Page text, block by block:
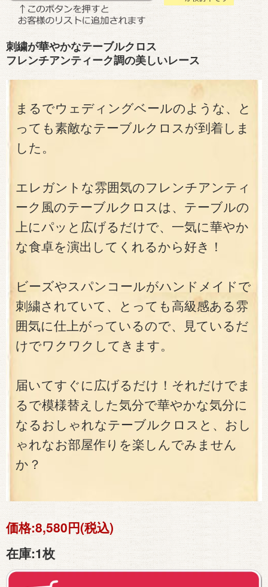
刺繍が華やかなテーブルクロス
フレンチアンティーク調の美しいレース
まるでウェディングベールのような、と
っても素敵なテーブルクロスが到着しま
した。
エレガントな雰囲気のフレンチアンティ
ーク風のテーブルクロスは、テーブルの
上にパッと広げるだけで、一気に華やか
な食卓を演出してくれるから好き！
ビーズやスパンコールがハンドメイドで
刺繍されていて、とっても高級感ある雰
囲気に仕上がっているので、見ているだ
けでワクワクしてきます。
届いてすぐに広げるだけ！それだけでま
るで模様替えした気分で華やかな気分に
なるおしゃれなテーブルクロスと、おし
ゃれなお部屋作りを楽しんでみません
か？
価格:8,580円(税込)
在庫:1枚